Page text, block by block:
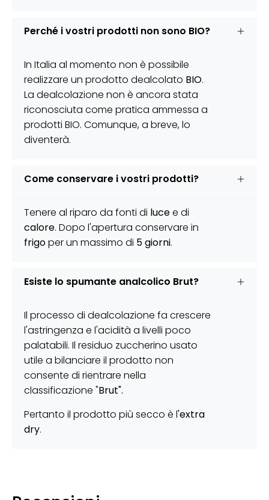
Perché i vostri prodotti non sono BIO?
In Italia al momento non è possibile
realizzare un prodotto dealcolato BIO.
La dealcolazione non è ancora stata
riconosciuta come pratica ammessa a
prodotti BIO. Comunque, a breve, lo
diventerà.
Come conservare i vostri prodotti?
Tenere al riparo da fonti di lucee di
calore. Dopo l'apertura conservare in
frigoper un massimo di 5 giorni.
Esiste lo spumante analcolico Brut?
Il processo di dealcolazione fa crescere
l'astringenza e l'acidità a livelli poco
palatabili. Il residuo zuccherino usato
utile a bilanciare il prodotto non
consente di rientrare nella
classificazione "Brut".
Pertanto il prodotto più secco è l'extra
dry.